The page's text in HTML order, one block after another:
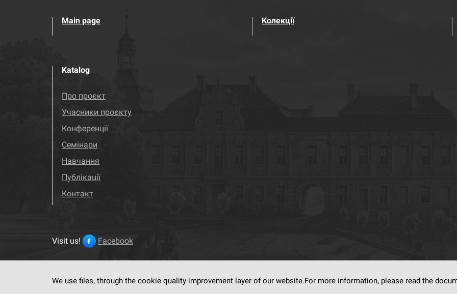
Main page Колекції
Katalog
Про проєкт
Учасники проєкту
Конференції
Семінари
Навчання
Публікації
Контакт
Visit us! Facebook
This service runs ondLibra6.4.18-SNAPSHOTsoftware created byPoznan Supercomputing and
We use files, through the cookie quality improvement layer of our website.For more information, please read the